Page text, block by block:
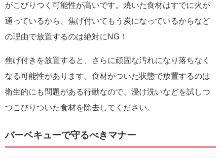
がこびりつく可能性が高いです。焼いた食材はすでに火が
通っているから、焦げ付いてもう炭になっているからなど
の理由で放置するのは絶対にNG！
焦げ付きを放置すると、さらに頑固な汚れになり落ちなく
なる可能性があります。食材がついた状態で放置するのは
衛生的にも問題がある行動なので、浸け洗いなどを試しつ
つこびりついた食材を除去してください。
バーベキューで守るべきマナー